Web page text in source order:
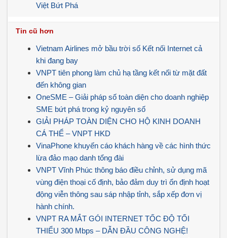
Việt Bứt Phá
Tin cũ hơn
Vietnam Airlines mở bầu trời số Kết nối Internet cả
khi đang bay
VNPT tiên phong làm chủ hạ tầng kết nối từ mặt đất
đến không gian
OneSME – Giải pháp số toàn diện cho doanh nghiệp
SME bứt phá trong kỷ nguyên số
GIẢI PHÁP TOÀN DIỆN CHO HỘ KINH DOANH
CÁ THỂ – VNPT HKD
VinaPhone khuyến cáo khách hàng về các hình thức
lừa đảo mạo danh tổng đài
VNPT Vĩnh Phúc thông báo điều chỉnh, sử dụng mã
vùng điện thoại cố định, bảo đảm duy trì ổn định hoạt
động viễn thông sau sáp nhập tỉnh, sắp xếp đơn vị
hành chính.
VNPT RA MẮT GÓI INTERNET TỐC ĐỘ TỐI
THIỂU 300 Mbps – DẪN ĐẦU CÔNG NGHỆ!